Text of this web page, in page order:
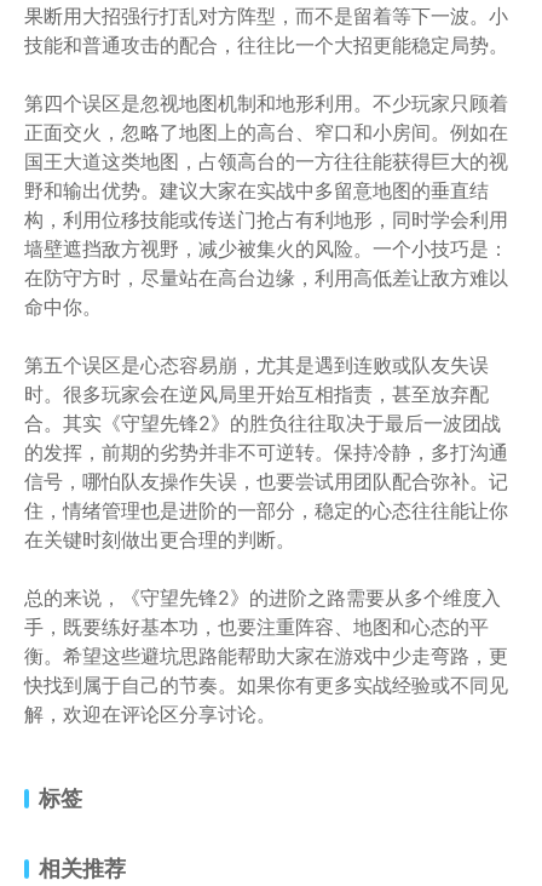
果断用大招强行打乱对方阵型，而不是留着等下一波。小
技能和普通攻击的配合，往往比一个大招更能稳定局势。
第四个误区是忽视地图机制和地形利用。不少玩家只顾着
正面交火，忽略了地图上的高台、窄口和小房间。例如在
国王大道这类地图，占领高台的一方往往能获得巨大的视
野和输出优势。建议大家在实战中多留意地图的垂直结
构，利用位移技能或传送门抢占有利地形，同时学会利用
墙壁遮挡敌方视野，减少被集火的风险。一个小技巧是：
在防守方时，尽量站在高台边缘，利用高低差让敌方难以
命中你。
第五个误区是心态容易崩，尤其是遇到连败或队友失误
时。很多玩家会在逆风局里开始互相指责，甚至放弃配
合。其实《守望先锋2》的胜负往往取决于最后一波团战
的发挥，前期的劣势并非不可逆转。保持冷静，多打沟通
信号，哪怕队友操作失误，也要尝试用团队配合弥补。记
住，情绪管理也是进阶的一部分，稳定的心态往往能让你
在关键时刻做出更合理的判断。
总的来说，《守望先锋2》的进阶之路需要从多个维度入
手，既要练好基本功，也要注重阵容、地图和心态的平
衡。希望这些避坑思路能帮助大家在游戏中少走弯路，更
快找到属于自己的节奏。如果你有更多实战经验或不同见
解，欢迎在评论区分享讨论。
标签
相关推荐